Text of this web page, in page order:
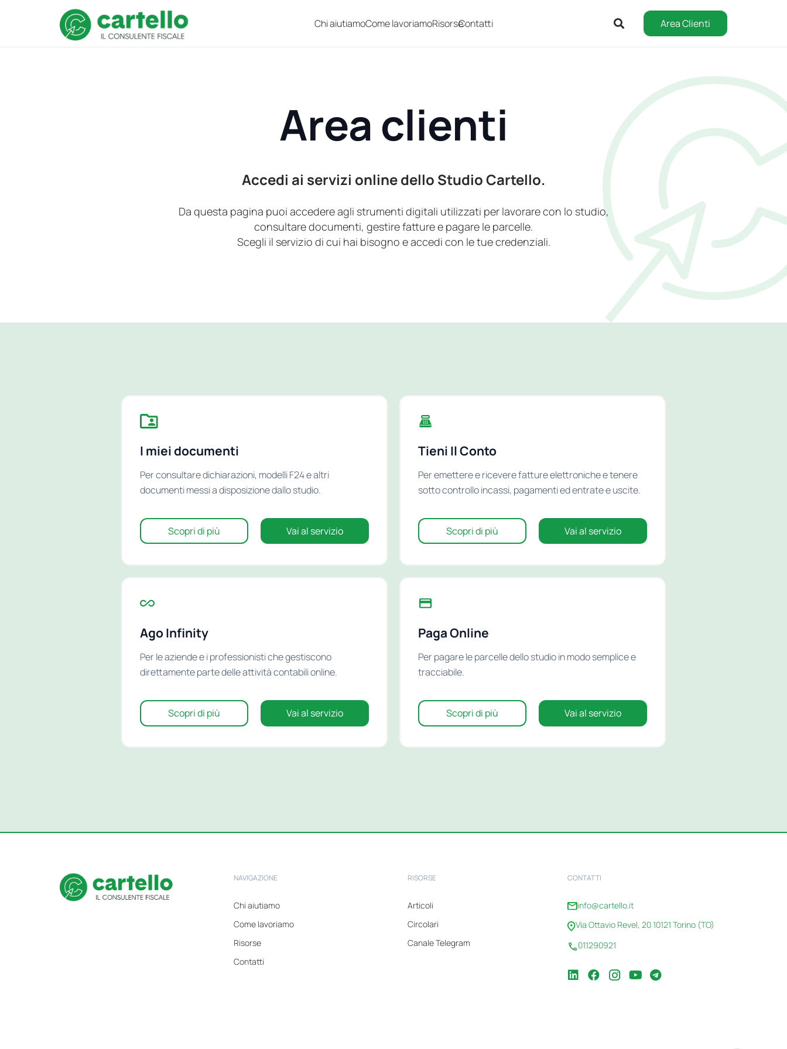
Chi aiutiamoCome lavoriamoRisorseContatti Area Clienti
Area clienti
Accedi ai servizi online dello Studio Cartello.
Da questa pagina puoi accedere agli strumenti digitali utilizzati per lavorare con lo studio,
consultare documenti, gestire fatture e pagare le parcelle.
Scegli il servizio di cui hai bisogno e accedi con le tue credenziali.
I miei documenti
Per consultare dichiarazioni, modelli F24 e altri
documenti messi a disposizione dallo studio.
Scopri di più Vai al servizio
Tieni Il Conto
Per emettere e ricevere fatture elettroniche e tenere
sotto controllo incassi, pagamenti ed entrate e uscite.
Scopri di più Vai al servizio
Ago Infinity
Per le aziende e i professionisti che gestiscono
direttamente parte delle attività contabili online.
Scopri di più Vai al servizio
Paga Online
Per pagare le parcelle dello studio in modo semplice e
tracciabile.
Scopri di più Vai al servizio
NAVIGAZIONE
Chi aiutiamo
Come lavoriamo
Risorse
Contatti
RISORSE
Articoli
Circolari
Canale Telegram
CONTATTI
info@cartello.it
Via Ottavio Revel, 20 10121 Torino (TO)
011290921